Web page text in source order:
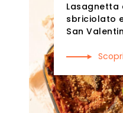
Lasagnetta
sbriciolato
San